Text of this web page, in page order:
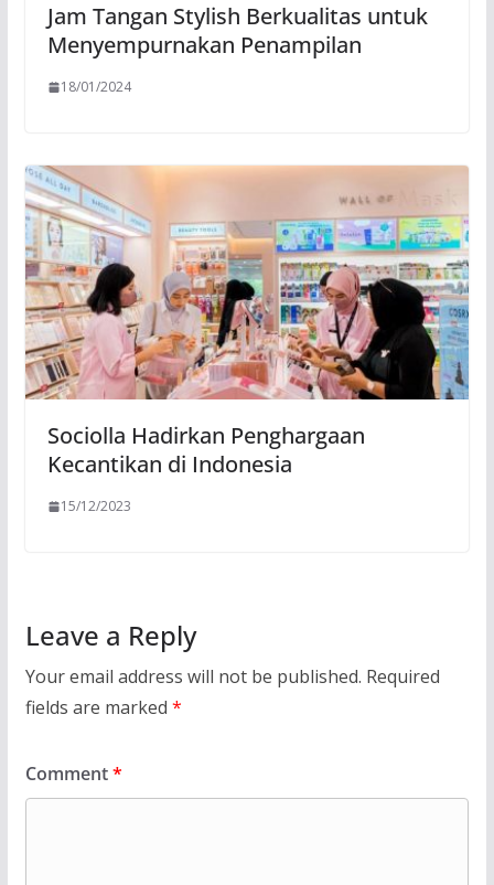
Jam Tangan Stylish Berkualitas untuk
Menyempurnakan Penampilan
18/01/2024
Sociolla Hadirkan Penghargaan
Kecantikan di Indonesia
15/12/2023
Leave a Reply
Your email address will not be published. Required
fields are marked *
Comment*